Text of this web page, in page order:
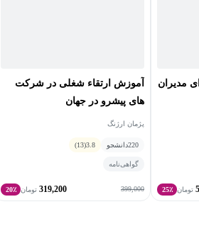
مدیران
تومان 25٪
آموزش ارتقاء شغلی در شرکت
های پیشرو در جهان
پژمان ارژنگ
220دانشجو 3.8
(13)
گواهی‌نامه
399,000
319,200 تومان 20٪